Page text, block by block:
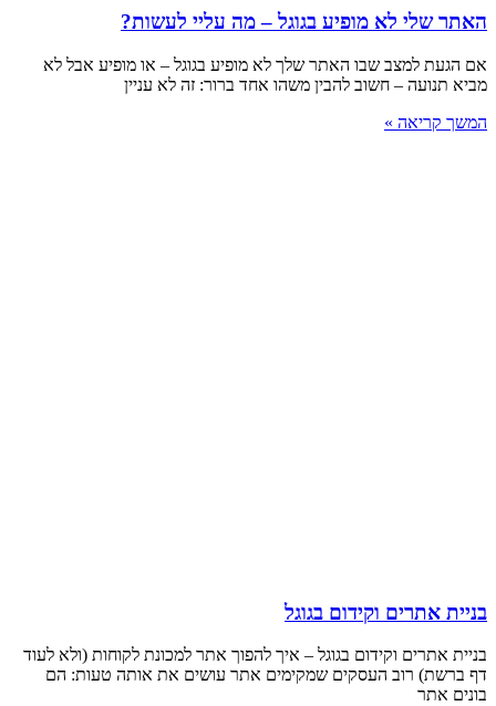
האתר שלי לא מופיע בגוגל – מה עליי לעשות?
אם הגעת למצב שבו האתר שלך לא מופיע בגוגל – או מופיע אבל לא
מביא תנועה – חשוב להבין משהו אחד ברור: זה לא עניין
המשך קריאה »
בניית אתרים וקידום בגוגל
בניית אתרים וקידום בגוגל – איך להפוך אתר למכונת לקוחות (ולא לעוד
דף ברשת) רוב העסקים שמקימים אתר עושים את אותה טעות: הם
בונים אתר